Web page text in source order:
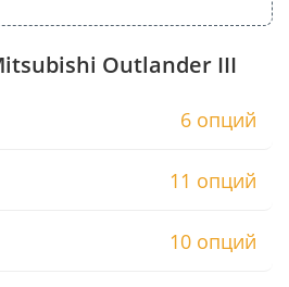
Outlander III
6 опций
11 опций
10 опций